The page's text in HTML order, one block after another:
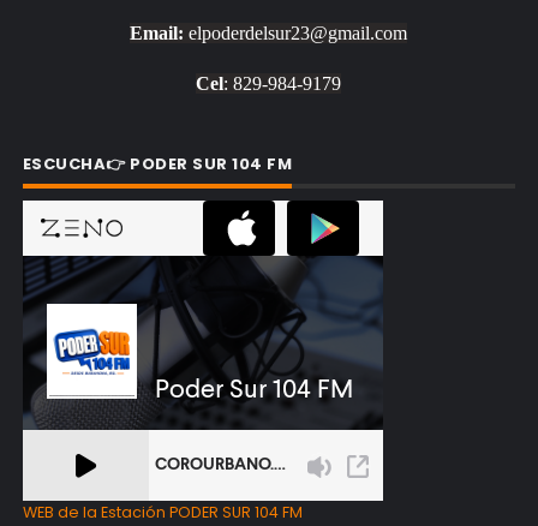
Email: elpoderdelsur23@gmail.com
Cel: 829-984-9179
ESCUCHA👉 PODER SUR 104 FM
WEB de la Estación PODER SUR 104 FM